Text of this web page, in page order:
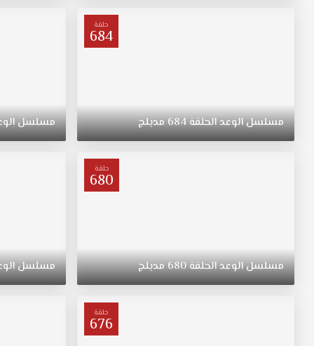
446
مدبلج
قصة
متواضعة
وشابة
وجميلة
حلقة
684
مسلسلالوعدالحلقة684مدبلج مسلسل
حلقة
680
مسلسلالوعدالحلقة680مدبلج مسلسل
حلقة
676